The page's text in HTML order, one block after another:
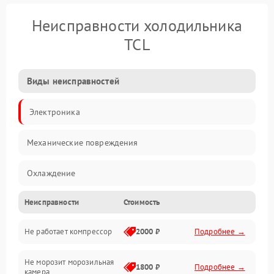
Неисправности холодильника
TCL
Виды неисправностей
Электроника
Механические повреждения
Охлаждение
Механика
Электропитание
Дренаж
Неисправности Стоимость
Не работает компрессор 2000 ₽ Подробнее →
Не морозит морозильная
камера
1800 ₽ Подробнее →